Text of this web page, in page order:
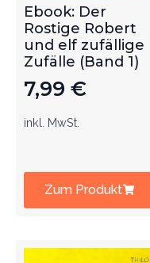
Ebook: Der
Rostige Robert
und elf zufällige
Zufälle (Band 1)
7,99 €
inkl. MwSt.
Zum Produkt